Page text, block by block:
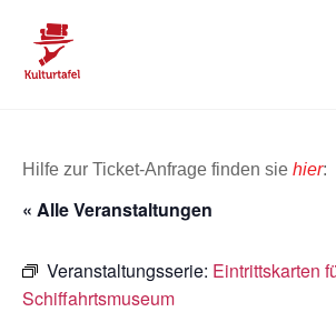
content
Hilfe zur Ticket-Anfrage finden sie hier:
« Alle Veranstaltungen
Veranstaltungsserie: Eintrittskarten
Schiffahrtsmuseum